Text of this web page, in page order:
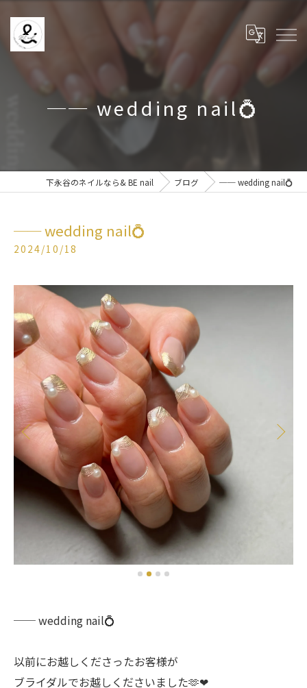
── wedding nail💍
下永谷のネイルなら& BE nail ブログ ── wedding nail💍
── wedding nail💍
2024/10/18
── wedding nail💍
以前にお越しくださったお客様が
ブライダルでお越しくださいました🫶❤︎